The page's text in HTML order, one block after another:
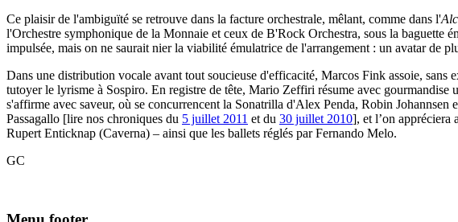
Ce plaisir de l'ambiguïté se retrouve dans la facture orchestrale, mêlant, comme dans l'
l'Orchestre symphonique de la Monnaie et ceux de B'Rock Orchestra, sous la baguette
impulsée, mais on ne saurait nier la viabilité émulatrice de l'arrangement : un avatar de
Dans une distribution vocale avant tout soucieuse d'efficacité, Marcos Fink assoie,
tutoyer le lyrisme à Sospiro. En registre de tête, Mario Zeffiri résume avec
s'affirme avec saveur, où se concurrencent la Sonatrilla d'Alex Penda, Robin Johannsen
Passagallo [lire nos chroniques du 5 juillet 2011 et du 30 juillet 2010], et l’on appréciera
Rupert Enticknap (Caverna) – ainsi que les ballets réglés par Fernando Melo.
GC